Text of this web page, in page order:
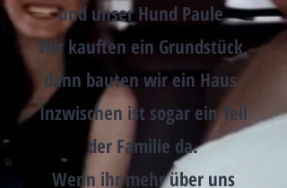
und unser Hund Paule.
Wir kauften ein Grundstück,
dann bauten wir ein Haus.
Inzwischen ist sogar ein Teil
der Familie da.
Wenn ihr mehr über uns